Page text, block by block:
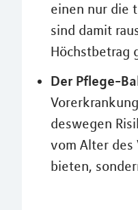
einen nur die
sind damit
Höchstbetrag
Der Pflege-
deswegen
vom Alter des
bieten,